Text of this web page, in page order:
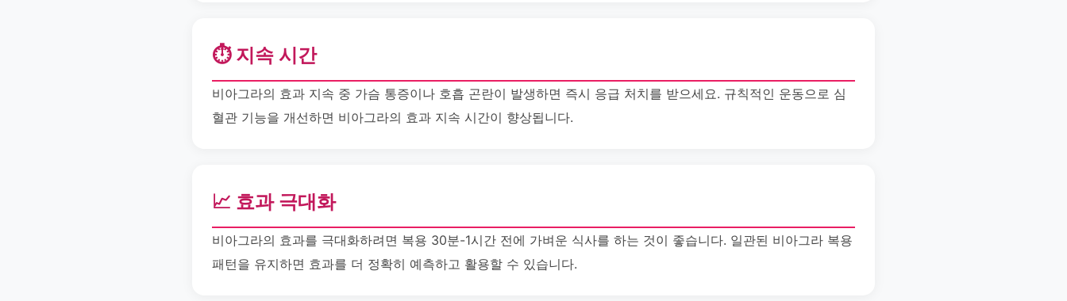
⏱️ 지속 시간
비아그라의 효과 지속 중 가슴 통증이나 호흡 곤란이 발생하면 즉시 응급 처치를 받으세요. 규칙적인 운동으로 심
혈관 기능을 개선하면 비아그라의 효과 지속 시간이 향상됩니다.
📈 효과 극대화
비아그라의 효과를 극대화하려면 복용 30분-1시간 전에 가벼운 식사를 하는 것이 좋습니다. 일관된 비아그라 복용
패턴을 유지하면 효과를 더 정확히 예측하고 활용할 수 있습니다.